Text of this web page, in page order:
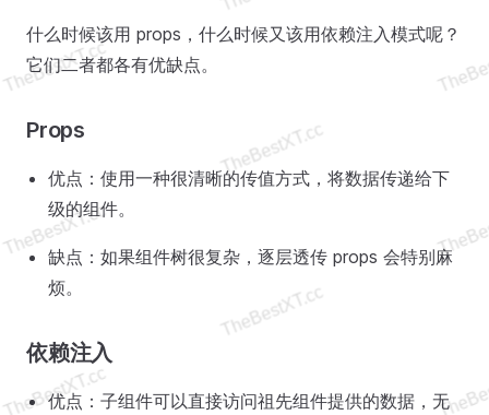
什么时候该用 props，什么时候又该用依赖注入模式呢？
它们二者都各有优缺点。
Props
优点：使用一种很清晰的传值方式，将数据传递给下
级的组件。
缺点：如果组件树很复杂，逐层透传 props 会特别麻
烦。
依赖注入
优点：子组件可以直接访问祖先组件提供的数据，无